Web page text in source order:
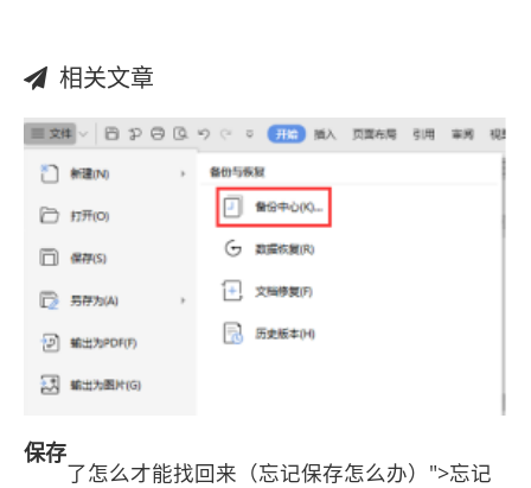
相关文章
保存
了怎么才能找回来（忘记保存怎么办）">忘记